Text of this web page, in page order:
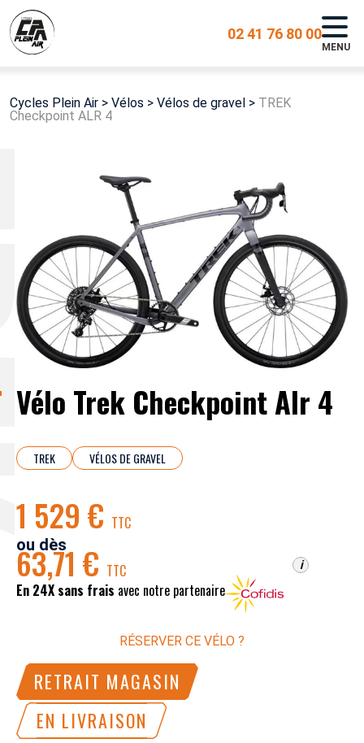
02 41 76 80 00
MENU
Cycles Plein Air > Vélos > Vélos de gravel > TREK
Checkpoint ALR 4
Vélo Trek Checkpoint Alr 4
TREK VÉLOS DE GRAVEL
1 529 € TTC
ou dès
63,71 € TTC
En 24X sans frais avec notre partenaire
i
RÉSERVER CE VÉLO ?
RETRAIT MAGASIN
EN LIVRAISON